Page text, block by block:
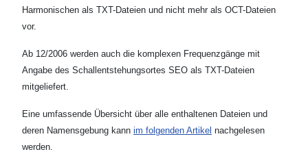
Harmonischen als TXT-Dateien und nicht mehr als OCT-Dateien
vor.
Ab 12/2006 werden auch die komplexen Frequenzgänge mit
Angabe des Schallentstehungsortes SEO als TXT-Dateien
mitgeliefert.
Eine umfassende Übersicht über alle enthaltenen Dateien und
deren Namensgebung kann im folgenden Artikel nachgelesen
werden.